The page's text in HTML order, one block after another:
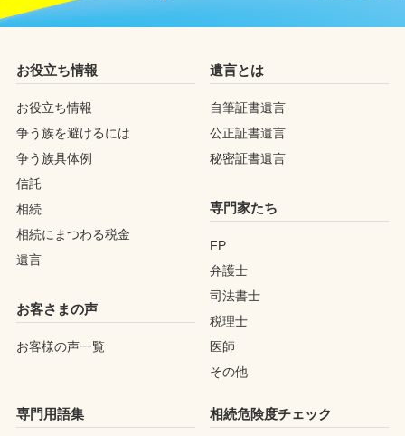
お役立ち情報
お役立ち情報
争う族を避けるには
争う族具体例
信託
相続
相続にまつわる税金
遺言
お客さまの声
お客様の声一覧
遺言とは
自筆証書遺言
公正証書遺言
秘密証書遺言
専門家たち
FP
弁護士
司法書士
税理士
医師
その他
専門用語集 相続危険度チェック